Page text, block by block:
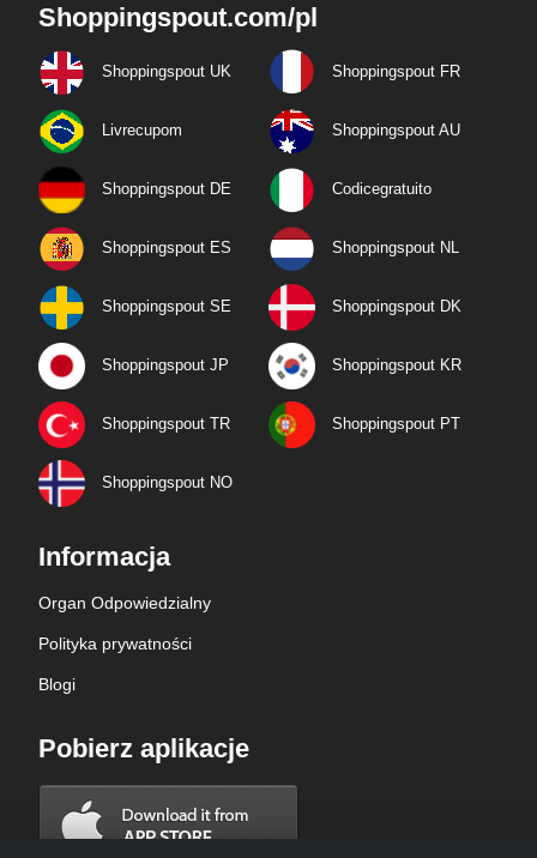
Shoppingspout.com/pl
Shoppingspout UK Shoppingspout FR
Livrecupom Shoppingspout AU
Shoppingspout DE Codicegratuito
Shoppingspout ES Shoppingspout NL
Shoppingspout SE Shoppingspout DK
Shoppingspout JP Shoppingspout KR
Shoppingspout TR Shoppingspout PT
Shoppingspout NO
Informacja
Organ Odpowiedzialny
Polityka prywatności
Blogi
Pobierz aplikacje